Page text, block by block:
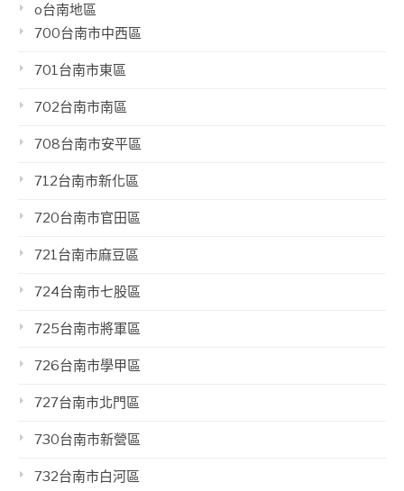
o台南地區
700台南市中西區
701台南市東區
702台南市南區
708台南市安平區
712台南市新化區
720台南市官田區
721台南市麻豆區
724台南市七股區
725台南市將軍區
726台南市學甲區
727台南市北門區
730台南市新營區
732台南市白河區